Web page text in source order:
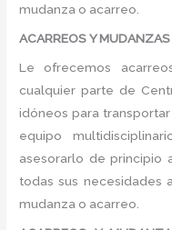
mudanza o acarreo.
ACARREOS Y
Le ofrecemos
cualquier parte de
idóneos para
equipo
asesorarlo de principio
todas sus necesidades
mudanza o acarreo.